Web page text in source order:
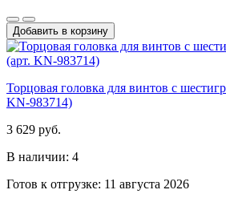
Добавить в корзину
Торцовая головка для винтов с
KN-983714)
3 629 руб.
В наличии: 4
Готов к отгрузке: 11 августа 2026